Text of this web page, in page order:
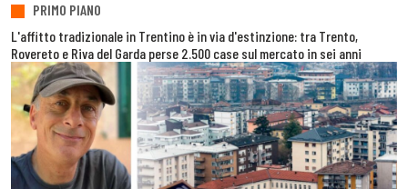
PRIMO PIANO
L'affitto tradizionale in Trentino è in via d'estinzione: tra Trento,
Rovereto e Riva del Garda perse 2.500 case sul mercato in sei anni